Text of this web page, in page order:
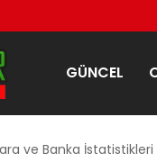
GÜNCEL
ve Banka İstatistikleri